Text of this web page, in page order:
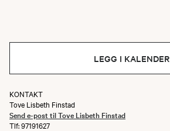
LEGG I KALENDER
KONTAKT
Tove Lisbeth Finstad
Send e-post til Tove Lisbeth Finstad
Tlf: 97191627